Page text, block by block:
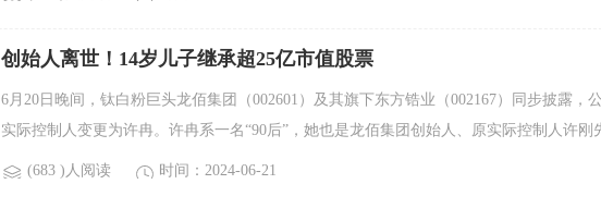
创始人离世！14岁儿子继承超25亿市值股票
6月20日晚间，钛白粉巨头龙佰集团（002601）及其旗下东方锆业（002167）同步披露，
实际控制人变更为许冉。许冉系一名“90后”，她也是龙佰集团创始人、原实际控制人许刚
(683 )人阅读 时间：2024-06-21